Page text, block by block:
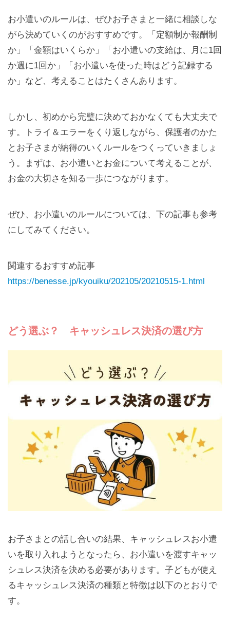
お小遣いのルールは、ぜひお子さまと一緒に相談しな
がら決めていくのがおすすめです。「定額制か報酬制
か」「金額はいくらか」「お小遣いの支給は、月に1回
か週に1回か」「お小遣いを使った時はどう記録する
か」など、考えることはたくさんあります。
しかし、初めから完璧に決めておかなくても大丈夫で
す。トライ＆エラーをくり返しながら、保護者のかた
とお子さまが納得のいくルールをつくっていきましょ
う。まずは、お小遣いとお金について考えることが、
お金の大切さを知る一歩につながります。
ぜひ、お小遣いのルールについては、下の記事も参考
にしてみてください。
関連するおすすめ記事
https://benesse.jp/kyouiku/202105/20210515-1.html
どう選ぶ？ キャッシュレス決済の選び方
お子さまとの話し合いの結果、キャッシュレスお小遣
いを取り入れようとなったら、お小遣いを渡すキャッ
シュレス決済を決める必要があります。子どもが使え
るキャッシュレス決済の種類と特徴は以下のとおりで
す。